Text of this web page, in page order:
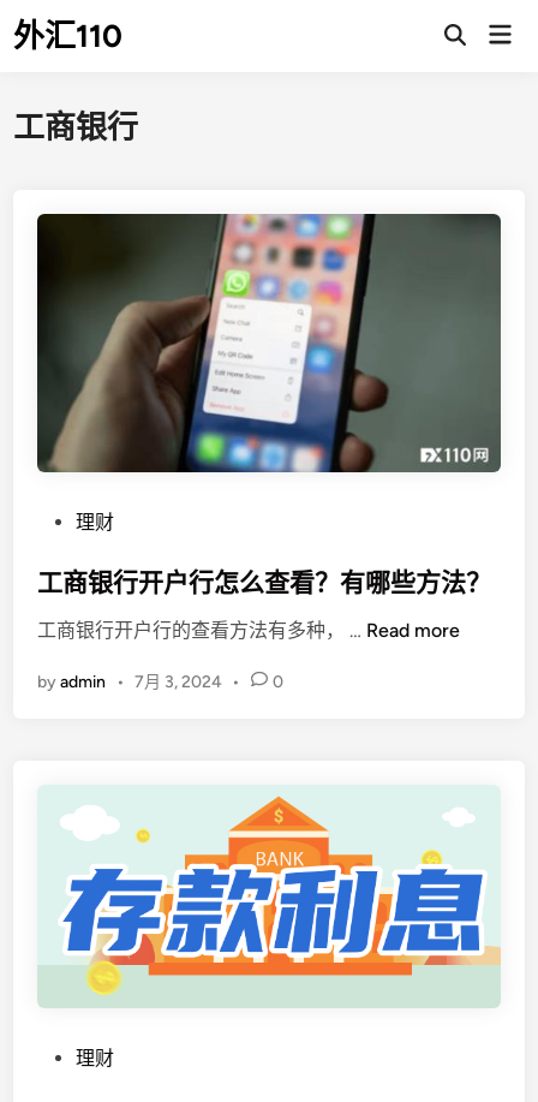
Skip
to外汇110
Open
工商银行
s
e
i
理财
工商银行开户行怎么查看？有哪些方法？
工商银行开户行的查看方法有多种， … 工
么
查
看
？
有
哪
Read more
byadmin • 7月 3, 2024 • 0
理财